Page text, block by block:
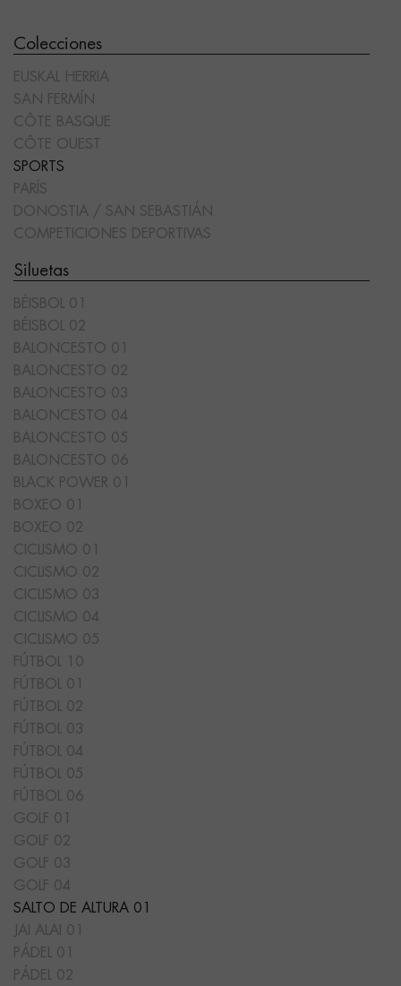
Colecciones
EUSKAL HERRIA
SAN FERMÍN
CÔTE BASQUE
CÔTE OUEST
SPORTS
PARÍS
DONOSTIA / SAN SEBASTIÁN
COMPETICIONES DEPORTIVAS
Siluetas
BÉISBOL 01
BÉISBOL 02
BALONCESTO 01
BALONCESTO 02
BALONCESTO 03
BALONCESTO 04
BALONCESTO 05
BALONCESTO 06
BLACK POWER 01
BOXEO 01
BOXEO 02
CICLISMO 01
CICLISMO 02
CICLISMO 03
CICLISMO 04
CICLISMO 05
FÚTBOL 10
FÚTBOL 01
FÚTBOL 02
FÚTBOL 03
FÚTBOL 04
FÚTBOL 05
FÚTBOL 06
GOLF 01
GOLF 02
GOLF 03
GOLF 04
SALTO DE ALTURA 01
JAI ALAI 01
PÁDEL 01
PÁDEL 02